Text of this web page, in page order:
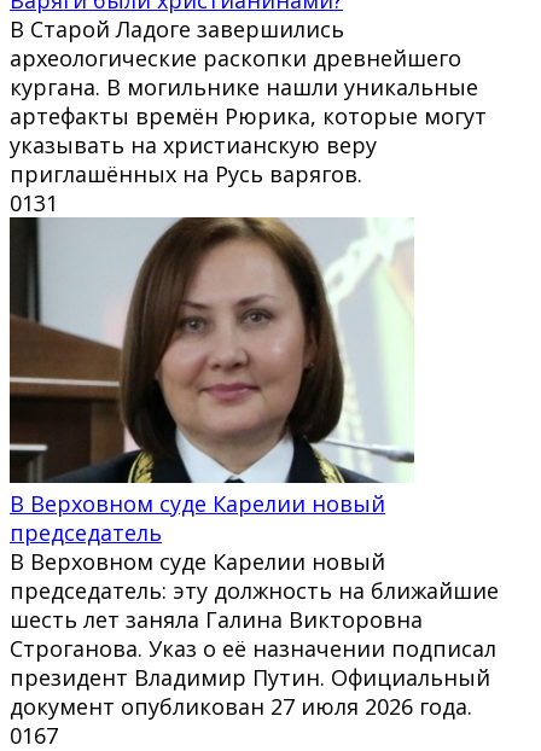
В Старой Ладоге завершились
археологические раскопки древнейшего
кургана. В могильнике нашли уникальные
артефакты времён Рюрика, которые могут
указывать на христианскую веру
приглашённых на Русь варягов.
0131
В Верховном суде Карелии новый
председатель
В Верховном суде Карелии новый
председатель: эту должность на ближайшие
шесть лет заняла Галина Викторовна
Строганова. Указ о её назначении подписал
президент Владимир Путин. Официальный
документ опубликован 27 июля 2026 года.
0167